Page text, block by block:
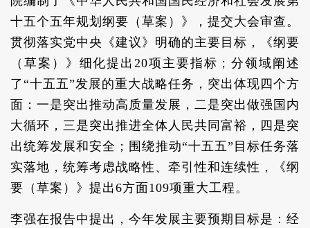
十五个五年规划纲要（草案）》，提交大会审查。
贯彻落实党中央《建议》明确的主要目标，《纲要
（草案）》细化提出20项主要指标；分领域阐述
了“十五五”发展的重大战略任务，突出体现四个方
面：一是突出推动高质量发展，二是突出做强国内
大循环，三是突出推进全体人民共同富裕，四是突
出统筹发展和安全；围绕推动“十五五”目标任务落
实落地，统筹考虑战略性、牵引性和连续性，《纲
要（草案）》提出6方面109项重大工程。
李强在报告中提出，今年发展主要预期目标是：经